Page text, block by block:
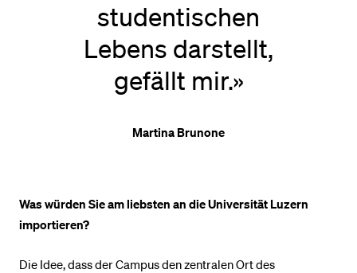
studentischen
Lebens darstellt,
gefällt mir.»
Martina Brunone
Was würden Sie am liebsten an die Universität Luzern
importieren?
Die Idee, dass der Campus den zentralen Ort des